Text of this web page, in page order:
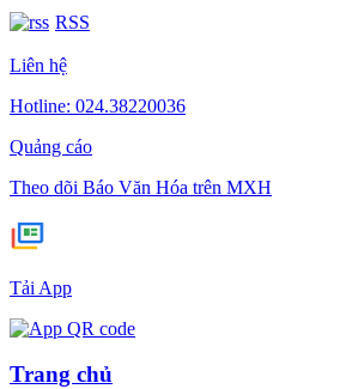
RSS
Liên hệ
Hotline: 024.38220036
Quảng cáo
Theo dõi Báo Văn Hóa trên MXH
Tải App
Trang chủ